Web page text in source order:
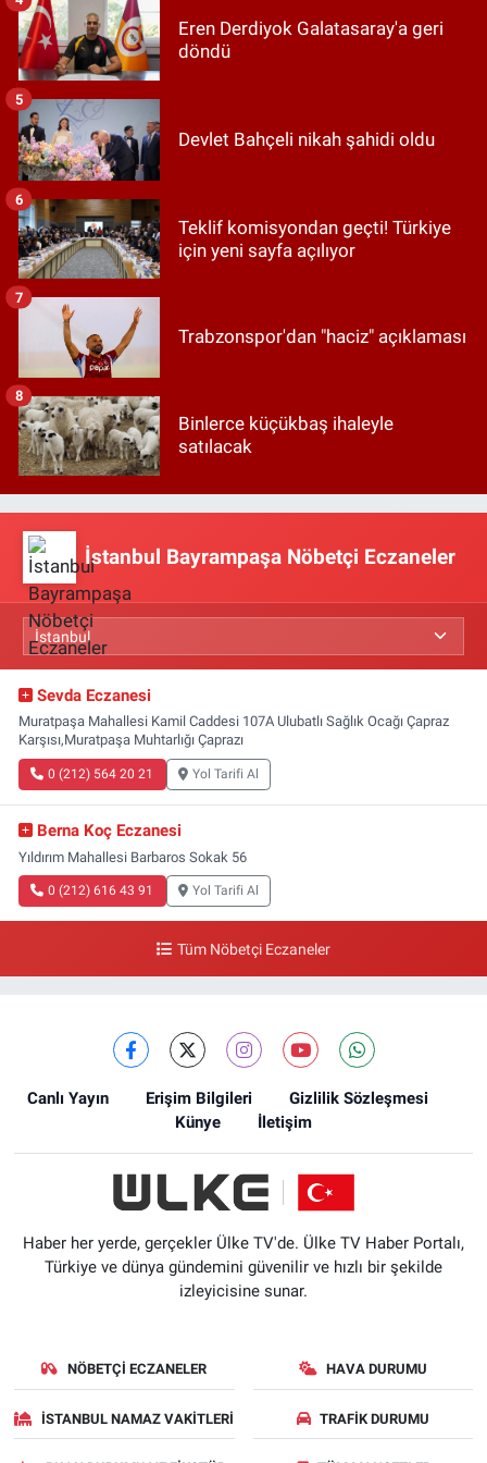
Eren Derdiyok Galatasaray'a geri
döndü
Devlet Bahçeli nikah şahidi oldu
5
Teklif komisyondan geçti! Türkiye
için yeni sayfa açılıyor
6
Trabzonspor'dan "haciz" açıklaması
7
Binlerce küçükbaş ihaleyle
satılacak
8
İstanbul Bayrampaşa Nöbetçi Eczaneler
Sevda Eczanesi
Muratpaşa Mahallesi Kamil Caddesi 107A Ulubatlı Sağlık Ocağı Çapraz
Karşısı,Muratpaşa Muhtarlığı Çaprazı
0 (212) 564 20 21 Yol Tarifi Al
Berna Koç Eczanesi
Yıldırım Mahallesi Barbaros Sokak 56
0 (212) 616 43 91 Yol Tarifi Al
Tüm Nöbetçi Eczaneler
Canlı Yayın Erişim Bilgileri
Gizlilik Sözleşmesi
Künye
İletişim
Haber her yerde, gerçekler Ülke TV'de. Ülke TV Haber Portalı,
Türkiye ve dünya gündemini güvenilir ve hızlı bir şekilde
izleyicisine sunar.
NÖBETÇI ECZANELER HAVA DURUMU
İSTANBUL NAMAZ VAKITLERI TRAFIK DURUMU